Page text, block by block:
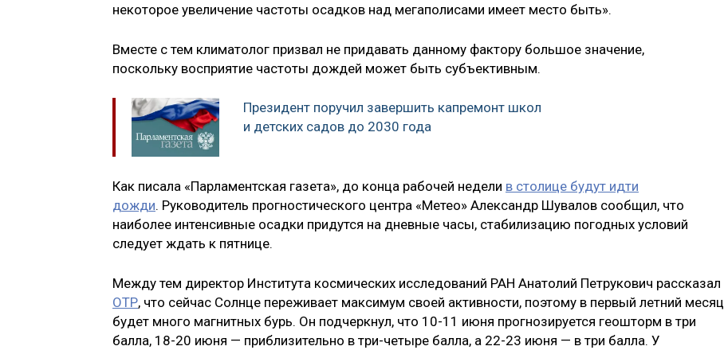
некоторое увеличение частоты осадков над мегаполисами имеет место быть».
Вместе с тем климатолог призвал не придавать данному фактору большое значение,
поскольку восприятие частоты дождей может быть субъективным.
Президент поручил завершить капремонт школ
и детских садов до 2030 года
Как писала «Парламентская газета», до конца рабочей недели в столице будут идти
дожди. Руководитель прогностического центра «Метео» Александр Шувалов сообщил, что
наиболее интенсивные осадки придутся на дневные часы, стабилизацию погодных условий
следует ждать к пятнице.
Между тем директор Института космических исследований РАН Анатолий Петрукович рассказал
ОТР, что сейчас Солнце переживает максимум своей активности, поэтому в первый летний месяц
будет много магнитных бурь. Он подчеркнул, что 10-11 июня прогнозируется геошторм в три
балла, 18-20 июня — приблизительно в три-четыре балла, а 22-23 июня — в три балла. У